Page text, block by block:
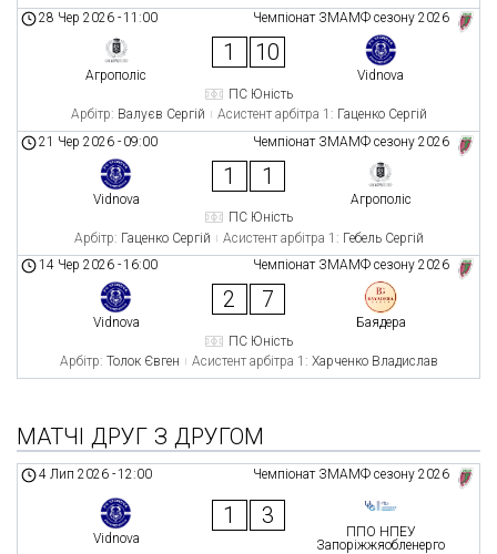
Чемпіонат ЗМАМФ сезону 2026
28 Чер 2026 -11:00
Агрополіс
1 10
Vidnova
ПС Юність
Арбітр: Валуєв Сергій Асистент арбітра 1: Гаценко Сергій
Чемпіонат ЗМАМФ сезону 2026
21 Чер 2026 - 09:00
Vidnova
1 1
Агрополіс
ПС Юність
Арбітр: Гаценко Сергій Асистент арбітра 1: Гебель Сергій
Чемпіонат ЗМАМФ сезону 2026
14 Чер 2026 -16:00
Vidnova
2 7
Баядера
ПС Юність
Арбітр: Толок Євген Асистент арбітра 1: Харченко Владислав
МАТЧІ ДРУГ З ДРУГОМ
Чемпіонат ЗМАМФ сезону 2026
4 Лип 2026 -12:00
Vidnova
1 3
ППО НПЕУ
Запоріжжяобленерго